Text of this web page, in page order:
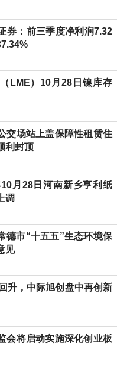
券：前三季度净利润7.32
LME）10月28日镍库存
交场站上盖保障性租赁住
利封顶
月28日河南新乡亨利纸
调
德市“十五五”生态环境保
见
升，中际旭创盘中再创新
会将启动实施深化创业板